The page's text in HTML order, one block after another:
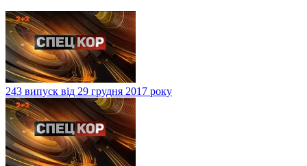
243 випуск від 29 грудня 2017 року